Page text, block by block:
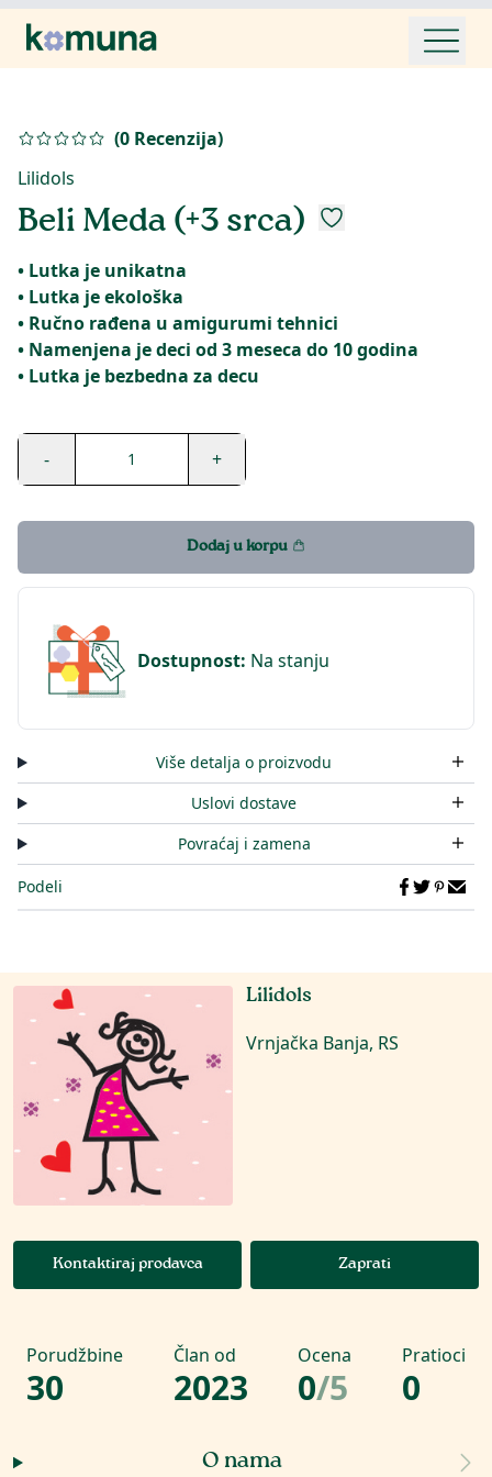
(0 Recenzija)
Lilidols
Beli Meda (+3 srca)
• Lutka je unikatna
• Lutka je ekološka
• Ručno rađena u amigurumi tehnici
• Namenjena je deci od 3 meseca do 10 godina
- 1 +
Dodaj u korpu
Dostupnost: Na stanju
Više detalja o proizvodu
Uslovi dostave
Povraćaj i zamena
Podeli
Lilidols
Vrnjačka Banja, RS
Kontaktiraj prodavca Zaprati
Porudžbine
30
Član od
2023
Ocena
0/5
Pratioci
0
O nama